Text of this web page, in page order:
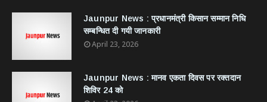
Jaunpur News : ​प्रधानमंत्री किसान सम्मान निधि
सम्बन्धित दी गयी जानकारी
April 23, 2026
Jaunpur News : ​मानव एकता दिवस पर रक्तदान
शिविर 24 को